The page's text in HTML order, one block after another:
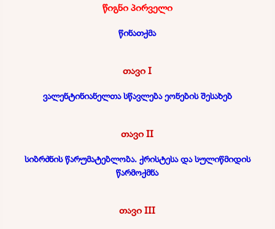
წიგნი პირველი
წინათქმა
თავი I
ვალენტინიანელთა სწავლება ეონების შესახებ
თავი II
სიბრძნის წარუმატებლობა. ქრისტესა და სულიწმიდის
წარმოქმნა
თავი III